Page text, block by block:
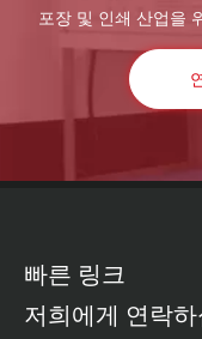
포장 및 인쇄 산업을
빠른 링크
저희에게 연락